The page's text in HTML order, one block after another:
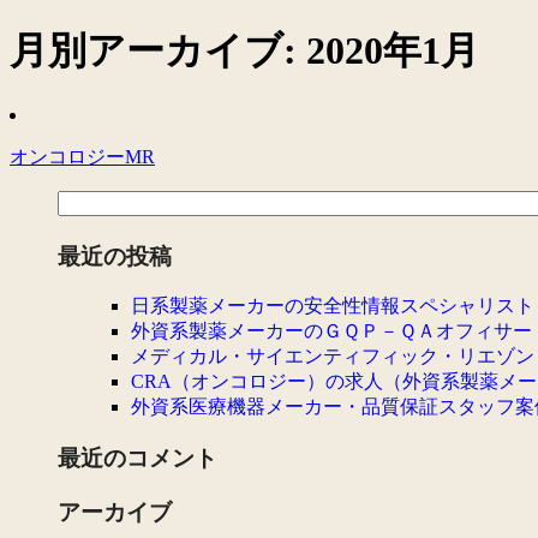
月別アーカイブ: 2020年1月
オンコロジーMR
最近の投稿
日系製薬メーカーの安全性情報スペシャリスト
外資系製薬メーカーのＧＱＰ－ＱＡオフィサー
メディカル・サイエンティフィック・リエゾン
CRA（オンコロジー）の求人（外資系製薬メー
外資系医療機器メーカー・品質保証スタッフ案
最近のコメント
アーカイブ